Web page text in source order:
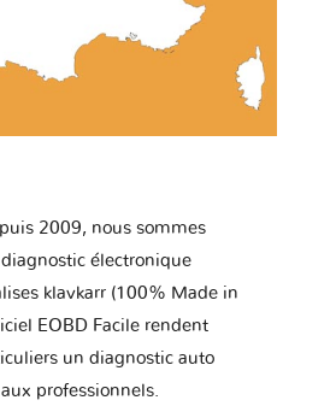
2009, nous sommes
électronique
klavkarr (100% Made in
EOBD Facile rendent
un diagnostic auto
professionnels.